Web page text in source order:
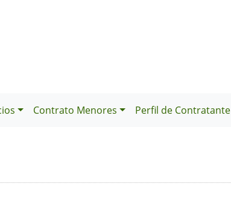
Contrato Menores Perfil de Contratante